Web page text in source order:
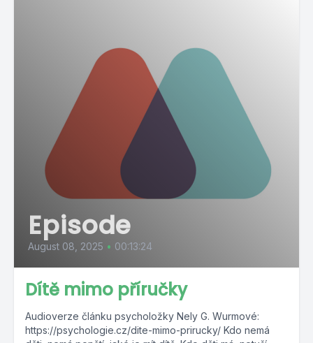
Episode
August 08, 2025 • 00:13:24
Dítě mimo příručky
Audioverze článku psycholožky Nely G. Wurmové:
https://psychologie.cz/dite-mimo-prirucky/ Kdo nemá